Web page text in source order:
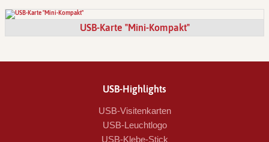
USB-Karte "Mini-Kompakt"
USB-Highlights
USB-Visitenkarten
USB-Leuchtlogo
USB-Klebe-Stick